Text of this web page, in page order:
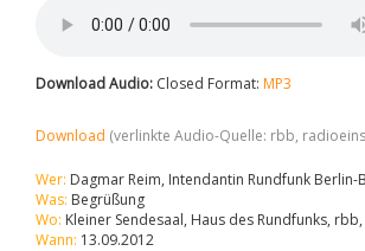
Download Audio: Closed Format: MP3
Download (verlinkte Audio-Quelle: rbb,
Wer: Dagmar Reim, Intendantin Rundfunk
Was: Begrüßung
Wo: Kleiner Sendesaal, Haus des Rundfunks,
Wann: 13.09.2012